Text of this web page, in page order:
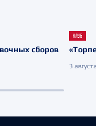
сборов
КЛУБ
3